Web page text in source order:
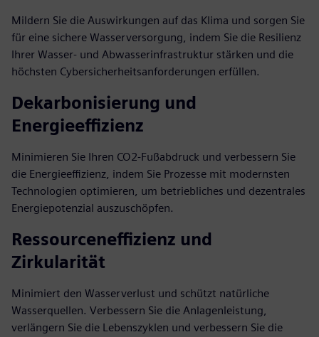
Mildern Sie die Auswirkungen auf das Klima und sorgen Sie
für eine sichere Wasserversorgung, indem Sie die Resilienz
Ihrer Wasser- und Abwasserinfrastruktur stärken und die
höchsten Cybersicherheitsanforderungen erfüllen.
Dekarbonisierung und
Energieeffizienz
Minimieren Sie Ihren CO2-Fußabdruck und verbessern Sie
die Energieeffizienz, indem Sie Prozesse mit modernsten
Technologien optimieren, um betriebliches und dezentrales
Energiepotenzial auszuschöpfen.
Ressourceneffizienz und
Zirkularität
Minimiert den Wasserverlust und schützt natürliche
Wasserquellen. Verbessern Sie die Anlagenleistung,
verlängern Sie die Lebenszyklen und verbessern Sie die